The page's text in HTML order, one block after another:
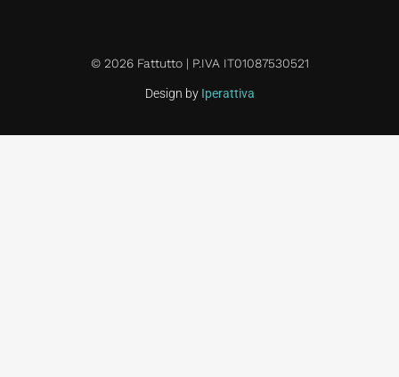
© 2026 Fattutto | P.IVA IT01087530521
Design by Iperattiva